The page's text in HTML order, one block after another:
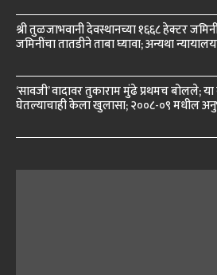
श्री तुळजाभवानी देवस्थानच्या १६६८ हेक्टर
जमिनींचा तातडीने ताबा घ्यावा; अन्यथा
‘सावजी’ वादावर तुकाराम मुंढे प्रथमच बोलले;
घेतल्याचाही केला खुलासा; २००८-०९ मधील